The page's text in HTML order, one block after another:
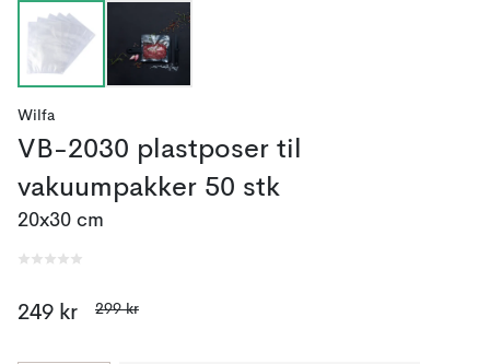
Wilfa
VB-2030 plastposer til
vakuumpakker 50 stk
20x30 cm
249 kr 299 kr